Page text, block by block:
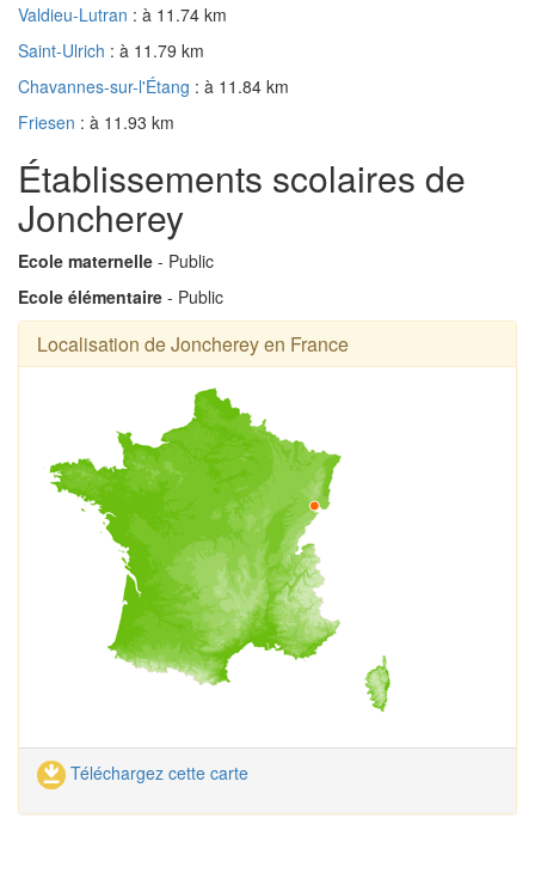
Valdieu-Lutran : à 11.74 km
Saint-Ulrich : à 11.79 km
Chavannes-sur-l'Étang : à 11.84 km
Friesen : à 11.93 km
Établissements scolaires de
Joncherey
Ecole maternelle - Public
Ecole élémentaire - Public
Localisation de Joncherey en France
Téléchargez cette carte